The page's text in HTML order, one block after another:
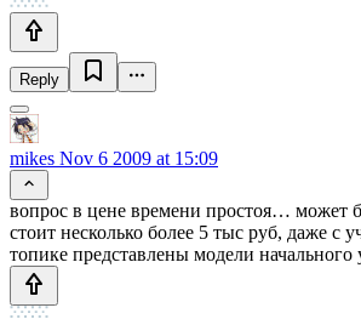
Reply
mikes Nov 6 2009 at 15:09
вопрос в цене времени простоя… может
стоит несколько более 5 тыс руб, даже с
топике представлены модели начального